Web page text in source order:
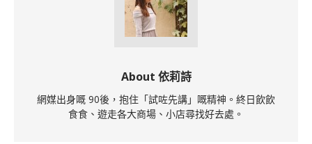
About 依莉詩
網媒出身嘅 90後，抱住「試咗先講」嘅精神。終日飲飲
食食、遊走各大商場、小店尋找好去處。